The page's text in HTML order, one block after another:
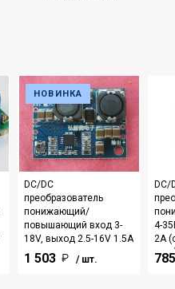
НОВИНКА
DC/DC
преобразователь
понижающий/
повышающий вход 3-
18V, выход 2.5-16V 1.5A
1 503 / шт.
DC/
4-
2А
785